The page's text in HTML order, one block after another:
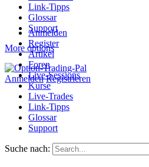
Link-Tipps
Glossar
Support
More options
Anmelden Registrieren
Anmelden
Register
Artikel
Foren
Live-Sessions
Kurse
Live-Trades
Link-Tipps
Glossar
Support
Suche nach: